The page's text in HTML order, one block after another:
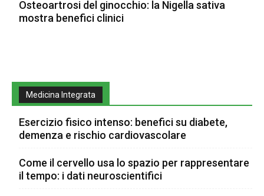
Osteoartrosi del ginocchio: la Nigella sativa
mostra benefici clinici
Medicina Integrata
Esercizio fisico intenso: benefici su diabete,
demenza e rischio cardiovascolare
Come il cervello usa lo spazio per rappresentare
il tempo: i dati neuroscientifici